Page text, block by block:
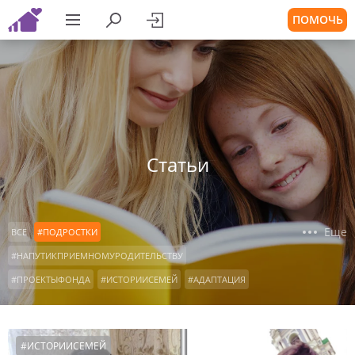
ПОМОЧЬ
Статьи
ВСЕ
#ПОДРОСТКИ
#НАПУТИКПРИЕМНОМУРОДИТЕЛЬСТВУ
#ПРОЕКТЫФОНДА
#ИСТОРИИСЕМЕЙ
#АДАПТАЦИЯ
#ВОСПИТАНИЕ
#ДЕТСКИЕДОМА
#КОНСУЛЬТАЦИИРОДИТЕЛЕЙ
#ОСОБЫЕДЕТИ
#ДЕТИСИРОТЫ
#ОФОНДЕ
#НАШАВИДЕОАНКЕТА
Еще
#ИСТОРИИСЕМЕЙ